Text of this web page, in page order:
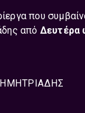
που
από Δευτέρα